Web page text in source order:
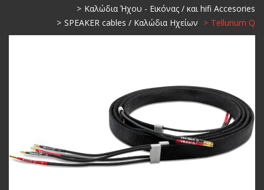
Καλώδια Ήχου - Εικόνας / και hifi Accesories
SPEAKER cables / Καλώδια Ηχείων
Tellurium Q